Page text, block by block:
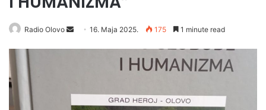
Radio Olovo 16. Maja 2025. 175 1 minute read